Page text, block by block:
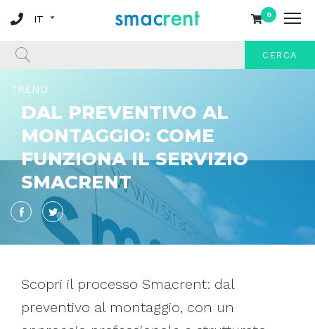
0
CERCA
TREND
DAL PREVENTIVO AL
MONTAGGIO: COME
FUNZIONA IL SERVIZIO
SMACRENT
FacebookTwitter
Scopri il processo Smacrent: dal
preventivo al montaggio, con un